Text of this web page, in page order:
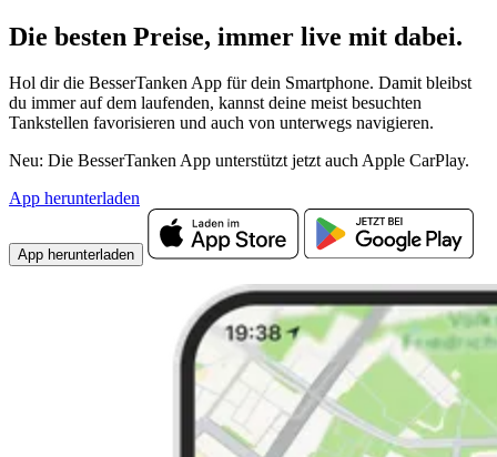
Die besten Preise, immer live mit dabei.
Hol dir die BesserTanken App für dein Smartphone. Damit bleibst
du immer auf dem laufenden, kannst deine meist besuchten
Tankstellen favorisieren und auch von unterwegs navigieren.
Neu: Die BesserTanken App unterstützt jetzt auch Apple CarPlay.
App herunterladen
App herunterladen